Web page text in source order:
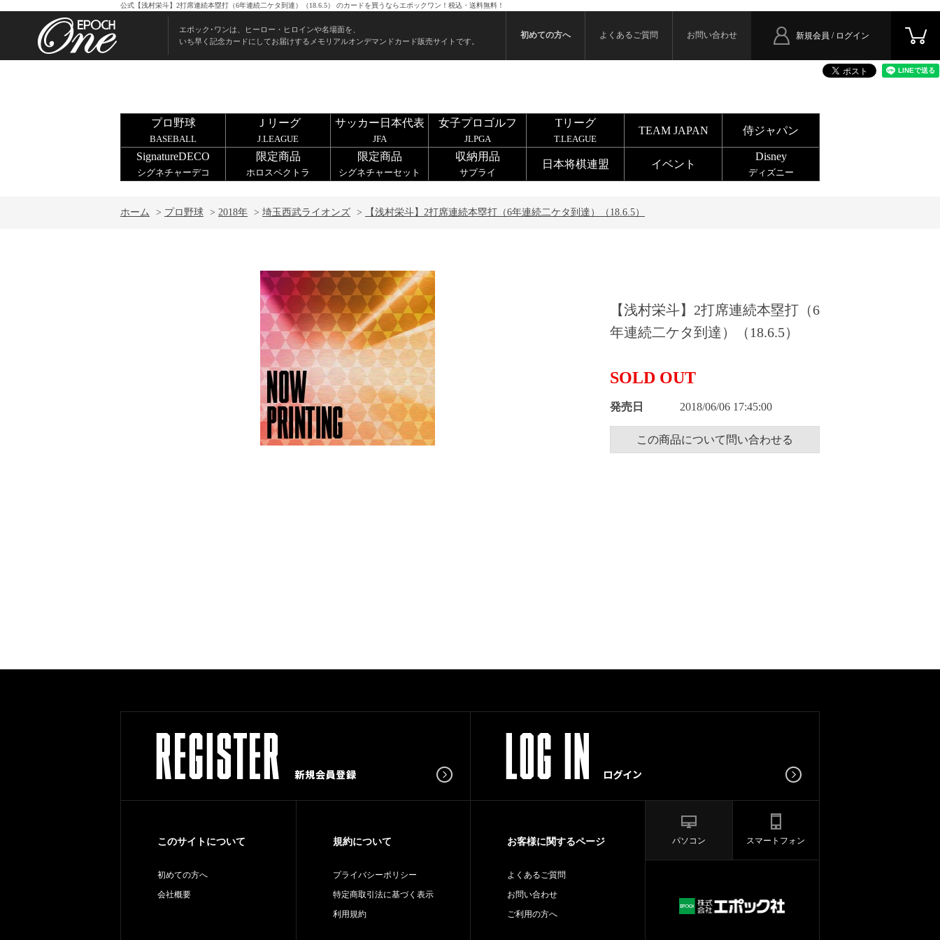
公式【浅村栄斗】2打席連続本塁打（6年連続二ケタ到達）（18.6.5） のカードを買うならエポックワン！税込・送料無料！
エポック･ワンは、ヒーロー・ヒロインや名場面を、
いち早く記念カードにしてお届けするメモリアルオンデマンドカード販売サイトです。
新規会員 / ログイン
初めての方へ よくあるご質問 お問い合わせ
プロ野球
BASEBALL
Ｊリーグ
J.LEAGUE
サッカー日本代表
JFA
女子プロゴルフ
JLPGA
Tリーグ
T.LEAGUE
TEAM JAPAN 侍ジャパン
SignatureDECO
シグネチャーデコ
限定商品
ホロスペクトラ
限定商品
シグネチャーセット
収納用品
サプライ
日本将棋連盟 イベント
Disney
ディズニー
ホーム > プロ野球 > 2018年 > 埼玉西武ライオンズ > 【浅村栄斗】2打席連続本塁打（6年連続二ケタ到達）（18.6.5）
【浅村栄斗】2打席連続本塁打（6
年連続二ケタ到達）（18.6.5）
SOLD OUT
発売日 2018/06/06 17:45:00
この商品について問い合わせる
このサイトについて
初めての方へ
会社概要
規約について
プライバシーポリシー
特定商取引法に基づく表示
利用規約
お客様に関するページ
よくあるご質問
お問い合わせ
ご利用の方へ
パソコン スマートフォン